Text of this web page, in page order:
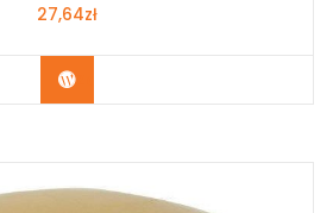
27,64zł
Zobacz